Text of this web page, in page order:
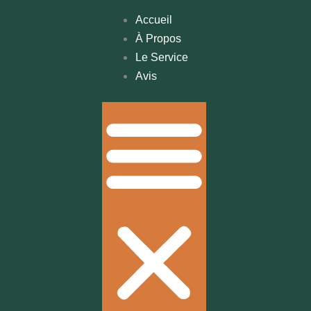
Accueil
À Propos
Le Service
Avis